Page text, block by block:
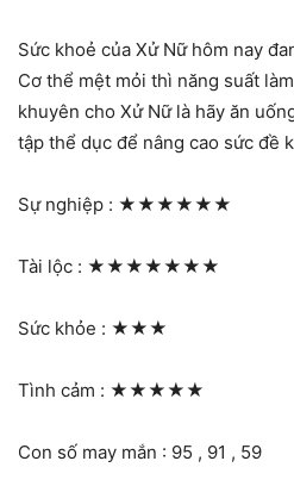
Sức khoẻ của Xử Nữ hôm nay
Cơ thể mệt mỏi thì năng suất
khuyên cho Xử Nữ là hãy ăn
tập thể dục để nâng cao sức đề
Sự nghiệp : ★★★★★★
Tài lộc : ★★★★★★★
Sức khỏe : ★★★
Tình cảm : ★★★★★
Con số may mắn : 95 , 91 , 59